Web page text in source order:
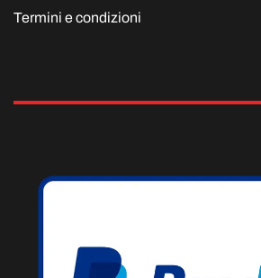
Termini e condizioni